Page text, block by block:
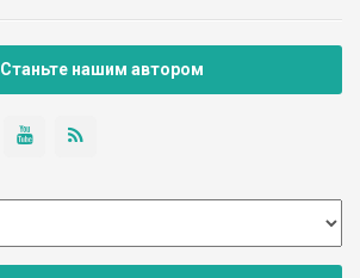
Станьте нашим автором